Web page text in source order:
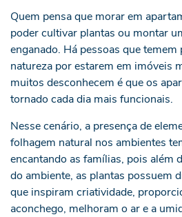
Quem pensa que morar em
poder cultivar plantas ou montar
enganado. Há pessoas que
natureza por estarem em imóveis
muitos desconhecem é que os
tornado cada dia mais funcionais.
Nesse cenário, a presença de
folhagem natural nos ambientes
encantando as famílias, pois além
do ambiente, as plantas possuem
que inspiram criatividade,
aconchego, melhoram o ar e a